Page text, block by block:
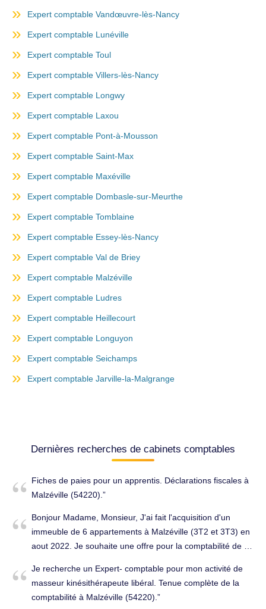
Expert comptable Vandœuvre-lès-Nancy
Expert comptable Lunéville
Expert comptable Toul
Expert comptable Villers-lès-Nancy
Expert comptable Longwy
Expert comptable Laxou
Expert comptable Pont-à-Mousson
Expert comptable Saint-Max
Expert comptable Maxéville
Expert comptable Dombasle-sur-Meurthe
Expert comptable Tomblaine
Expert comptable Essey-lès-Nancy
Expert comptable Val de Briey
Expert comptable Malzéville
Expert comptable Ludres
Expert comptable Heillecourt
Expert comptable Longuyon
Expert comptable Seichamps
Expert comptable Jarville-la-Malgrange
Dernières recherches de cabinets comptables
Fiches de paies pour un apprentis. Déclarations fiscales à
Malzéville (54220).
Bonjour Madame, Monsieur, J'ai fait l'acquisition d'un
immeuble de 6 appartements à Malzéville (3T2 et 3T3) en
aout 2022. Je souhaite une offre pour la comptabilité de ce
puis passage à l'IS en 2024. Mon objectif est de démarrer
dès maintenant la comptabilité et commencer
l'amortissement ainsi que le déficit foncier. Année 2022 :
Je recherche un Expert- comptable pour mon activité de
masseur kinésithérapeute libéral. Tenue complète de la
comptabilité à Malzéville (54220).